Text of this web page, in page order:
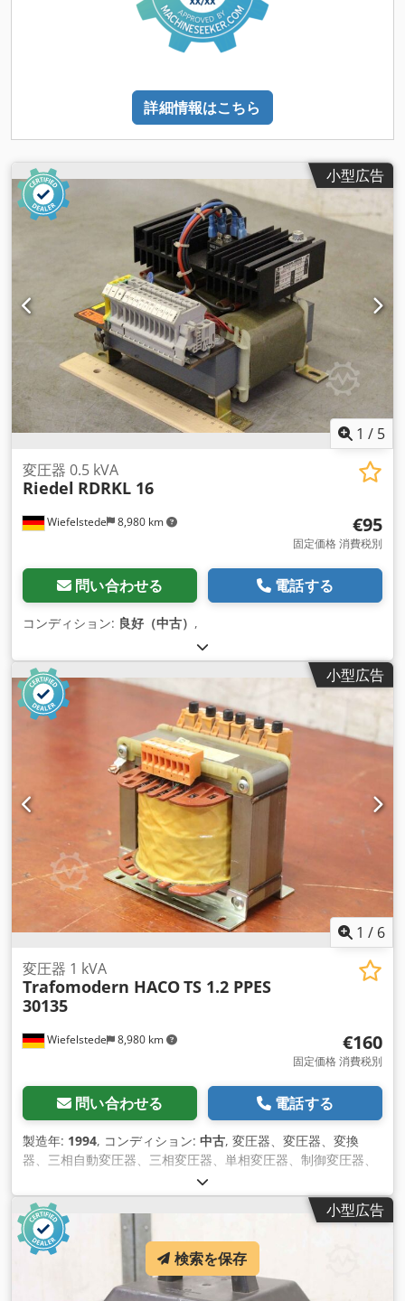
詳細情報はこちら
小型広告
1 / 5
Wiefelstede 8,980 km
変圧器 0.5 kVA
Riedel RDRKL 16
€95
固定価格 消費税別
問い合わせる 電話する
コンディション: 良好（中古） ,
小型広告
1 / 6
Wiefelstede 8,980 km
変圧器 1 kVA
Trafomodern HACOTS 1.2 PPES
30135
€160
固定価格 消費税別
問い合わせる 電話する
製造年: 1994, コンディション: 中古, 変圧器、変圧器、変換
器、三相自動変圧器、三相変圧器、単相変圧器、制御変圧器、
安全変圧器 -メーカー：Trafomodern、HACO PPES 30135プレ
スブレーキ製変圧器 -タイプ： TS 1.2 Csdpfx Ajrgbvvshyjrf -
一次側：220/550 V -セカンダリ：15-220 V -技術データ：写真
銘板参照 -寸法: 170/150/H180 mm -重量：10.6 kg
小型広告
検索を保存